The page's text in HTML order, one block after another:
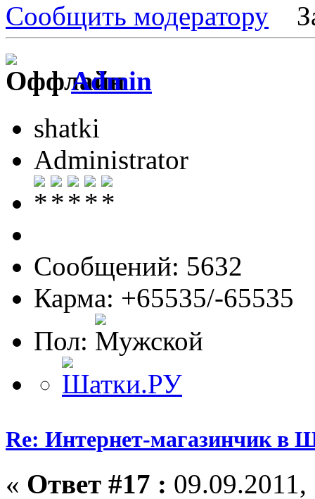
Сообщить модератору
Admin
shatki
Administrator
Сообщений: 5632
Карма: +65535/-65535
Пол:
Re: Интернет-магазинчик в
« Ответ #17 :